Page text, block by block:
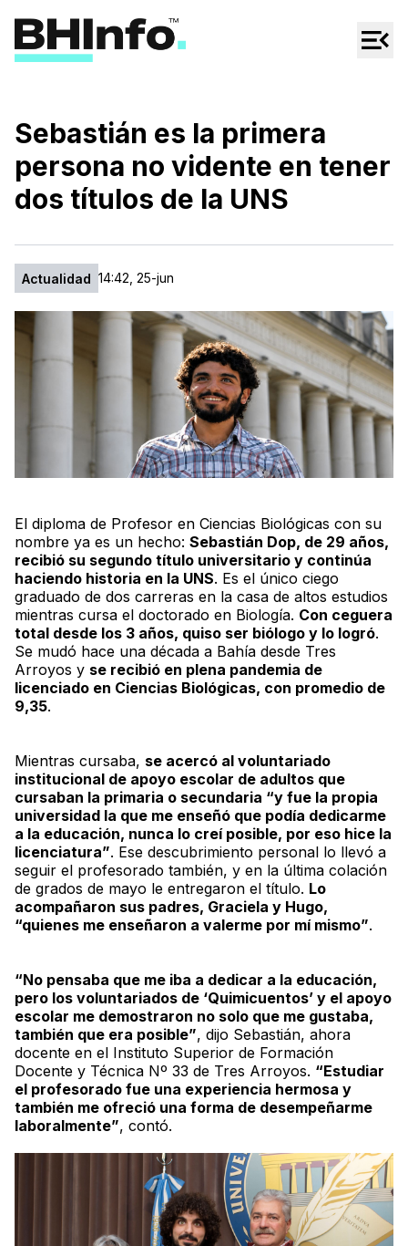
Regionales
Espectáculos
Tecno
Sebastián es la primera
persona no vidente en tener
dos títulos de la UNS
Actualidad 14:42, 25-jun
El diploma de Profesor en Ciencias Biológicas con su
nombre ya es un hecho: Sebastián Dop, de 29 años,
recibió su segundo título universitario y continúa
haciendo historia en la UNS. Es el único ciego
graduado de dos carreras en la casa de altos estudios
mientras cursa el doctorado en Biología. Con ceguera
total desde los 3 años, quiso ser biólogo y lo logró.
Se mudó hace una década a Bahía desde Tres
Arroyos y se recibió en plena pandemia de
licenciado en Ciencias Biológicas, con promedio de
9,35.
Mientras cursaba, se acercó al voluntariado
institucional de apoyo escolar de adultos que
cursaban la primaria o secundaria “y fue la propia
universidad la que me enseñó que podía dedicarme
a la educación, nunca lo creí posible, por eso hice la
licenciatura”. Ese descubrimiento personal lo llevó a
seguir el profesorado también, y en la última colación
de grados de mayo le entregaron el título. Lo
acompañaron sus padres, Graciela y Hugo,
“quienes me enseñaron a valerme por mí mismo”.
“No pensaba que me iba a dedicar a la educación,
pero los voluntariados de ‘Quimicuentos’ y el apoyo
escolar me demostraron no solo que me gustaba,
también que era posible”, dijo Sebastián, ahora
docente en el Instituto Superior de Formación
Docente y Técnica Nº 33 de Tres Arroyos. “Estudiar
el profesorado fue una experiencia hermosa y
también me ofreció una forma de desempeñarme
laboralmente”, contó.